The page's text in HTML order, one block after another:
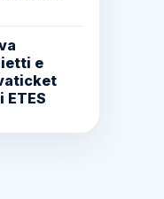
e
ETES